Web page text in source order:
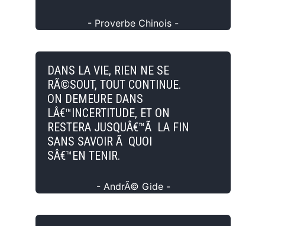
- Proverbe Chinois -
DANS LA VIE, RIEN NE SE
RÃ©SOUT, TOUT CONTINUE.
ON DEMEURE DANS
LÂ€™INCERTITUDE, ET ON
RESTERA JUSQUÂ€™Ã LA FIN
SANS SAVOIR Ã QUOI
SÂ€™EN TENIR.
- AndrÃ© Gide -